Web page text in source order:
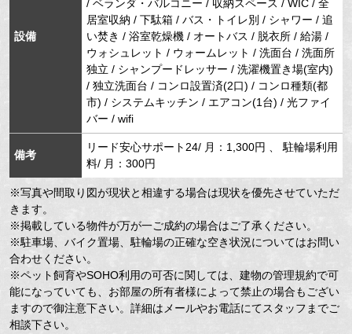
設備
/ ベランダ・バルコニー / 収納スペース / WIC / 全
居室収納 / 下駄箱 / バス・トイレ別 / シャワー / 追
い焚き / 浴室乾燥機 / オートバス / 脱衣所 / 給湯 /
ウォシュレット / ウォームレット / 洗面台 / 洗面所
独立 / シャンプードレッサー / 洗濯機置き場(室内)
/ 独立洗面台 / コンロ設置済(2口) / コンロ種類(都
市) / システムキッチン / エアコン(1台) / 光ファイ
バー / wifi
備考
リード安心サポート24/ 月：1,300円 、 駐輪場利用
料/ 月：300円
※写真や間取り図が現状と相違する場合は現状を優先させていただ
きます。
※掲載している物件が万が一ご成約の場合はご了承ください。
※駐車場、バイク置場、駐輪場の正確な空き状況についてはお問い
合わせください。
※ペット飼育やSOHO利用の可否に関しては、建物の管理規約で可
能になっていても、お部屋の所有者様によって禁止の場合もござい
ますので御注意下さい。詳細はメールやお電話にてスタッフまでご
相談下さい。